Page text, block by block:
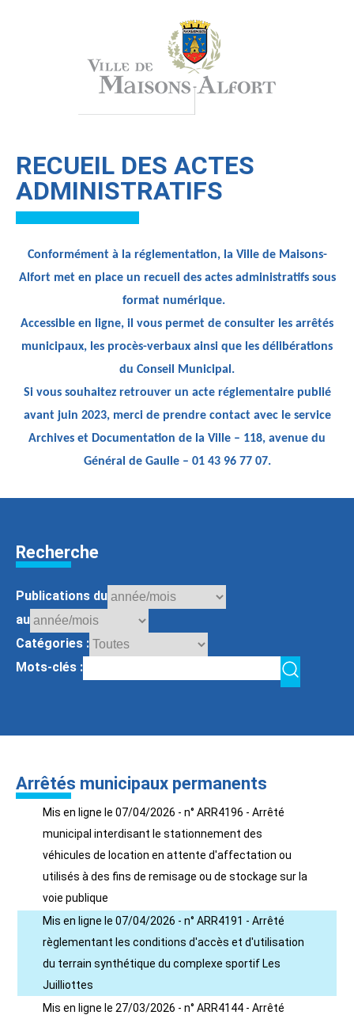
RECUEIL DES ACTES
ADMINISTRATIFS
Conformément à la réglementation, la Ville de Maisons-
Alfort met en place un recueil des actes administratifs sous
format numérique.
Accessible en ligne, il vous permet de consulter les arrêtés
municipaux, les procès-verbaux ainsi que les délibérations
du Conseil Municipal.
Si vous souhaitez retrouver un acte réglementaire publié
avant juin 2023, merci de prendre contact avec le service
Archives et Documentation de la Ville – 118, avenue du
Général de Gaulle – 01 43 96 77 07.
Recherche
Publications du
au
Catégories :
Mots-clés :
Arrêtés municipaux permanents
Mis en ligne le 07/04/2026 - n° ARR4196 - Arrêté
municipal interdisant le stationnement des
véhicules de location en attente d'affectation ou
utilisés à des fins de remisage ou de stockage sur la
voie publique
Mis en ligne le 07/04/2026 - n° ARR4191 - Arrêté
règlementant les conditions d'accès et d'utilisation
du terrain synthétique du complexe sportif Les
Juilliottes
Mis en ligne le 27/03/2026 - n° ARR4144 - Arrêté